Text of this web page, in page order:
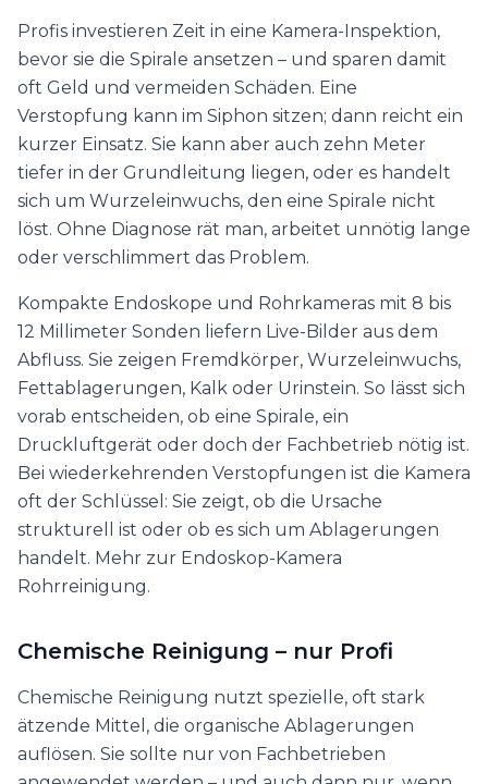
Profis investieren Zeit in eine Kamera-Inspektion,
bevor sie die Spirale ansetzen – und sparen damit
oft Geld und vermeiden Schäden. Eine
Verstopfung kann im Siphon sitzen; dann reicht ein
kurzer Einsatz. Sie kann aber auch zehn Meter
tiefer in der Grundleitung liegen, oder es handelt
sich um Wurzeleinwuchs, den eine Spirale nicht
löst. Ohne Diagnose rät man, arbeitet unnötig lange
oder verschlimmert das Problem.
Kompakte Endoskope und Rohrkameras mit 8 bis
12 Millimeter Sonden liefern Live-Bilder aus dem
Abfluss. Sie zeigen Fremdkörper, Wurzeleinwuchs,
Fettablagerungen, Kalk oder Urinstein. So lässt sich
vorab entscheiden, ob eine Spirale, ein
Druckluftgerät oder doch der Fachbetrieb nötig ist.
Bei wiederkehrenden Verstopfungen ist die Kamera
oft der Schlüssel: Sie zeigt, ob die Ursache
strukturell ist oder ob es sich um Ablagerungen
handelt. Mehr zur Endoskop-Kamera
Rohrreinigung.
Chemische Reinigung – nur Profi
Chemische Reinigung nutzt spezielle, oft stark
ätzende Mittel, die organische Ablagerungen
auflösen. Sie sollte nur von Fachbetrieben